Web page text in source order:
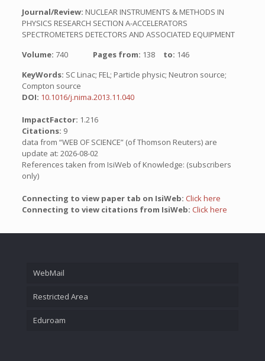
Journal/Review: NUCLEAR INSTRUMENTS & METHODS IN
PHYSICS RESEARCH SECTION A-ACCELERATORS
SPECTROMETERS DETECTORS AND ASSOCIATED EQUIPMENT
Volume: 740 Pages from: 138 to: 146
KeyWords: SC Linac; FEL; Particle physic; Neutron source;
Compton source
DOI: 10.1016/j.nima.2013.11.040
ImpactFactor: 1.216
Citations: 9
data from “WEB OF SCIENCE” (of Thomson Reuters) are
update at: 2026-08-02
References taken from IsiWeb of Knowledge: (subscribers
only)
Connecting to view paper tab on IsiWeb: Click here
Connecting to view citations from IsiWeb: Click here
WebMail
Restricted Area
Eduroam